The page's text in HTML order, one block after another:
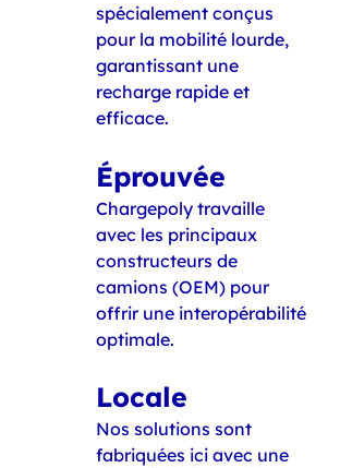
spécialement conçus
pour la mobilité lourde,
garantissant une
recharge rapide et
efficace.
Éprouvée
Chargepoly travaille
avec les principaux
constructeurs de
camions (OEM) pour
offrir une interopérabilité
optimale.
Locale
Nos solutions sont
fabriquées ici avec une